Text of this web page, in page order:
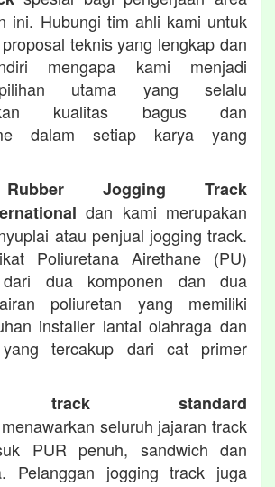
ini. Hubungi tim ahli kami untuk
teknis yang lengkap dan
mengapa kami menjadi
utama yang selalu
kualitas bagus dan
dalam setiap karya yang
Jogging Track
dan kami merupakan
atau penjual jogging track.
Poliuretana Airethane (PU)
dua komponen dan dua
poliuretan yang memiliki
installer lantai olahraga dan
yang tercakup dari cat primer
track standard
menawarkan seluruh jajaran track
PUR penuh, sandwich dan
Pelanggan jogging track juga